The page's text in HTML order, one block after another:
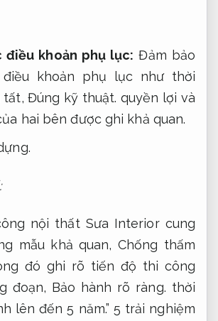
điều khoản phụ lục: Đảm bảo
khoản phụ lục như thời
tất,Đúng kỹ thuật. quyền lợi và
hai bên được ghi khả quan.
nội thất Sưa Interior cung
mẫu khả quan, Chống thấm
đó ghi rõ tiến độ thi công
đoạn, Bảo hành rõ ràng. thời
lên đến 5 năm.” 5 trải nghiệm